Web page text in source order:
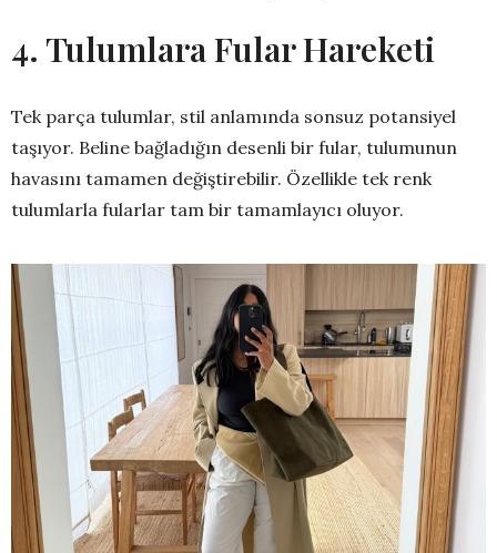
4. Tulumlara Fular Hareketi
Tek parça tulumlar, stil anlamında sonsuz potansiyel
taşıyor. Beline bağladığın desenli bir fular, tulumunun
havasını tamamen değiştirebilir. Özellikle tek renk
tulumlarla fularlar tam bir tamamlayıcı oluyor.